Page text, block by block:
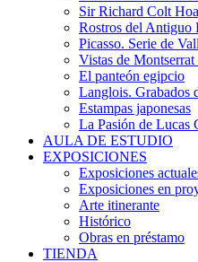
Sir Richard Colt
Rostros del Antiguo
Picasso. Serie de
Vistas de
El panteón egipcio
Langlois. Grabados
Estampas japonesas
La Pasión de Lucas
AULA DE ESTUDIO
EXPOSICIONES
Exposiciones
Exposiciones en
Arte itinerante
Histórico
Obras en préstamo
TIENDA